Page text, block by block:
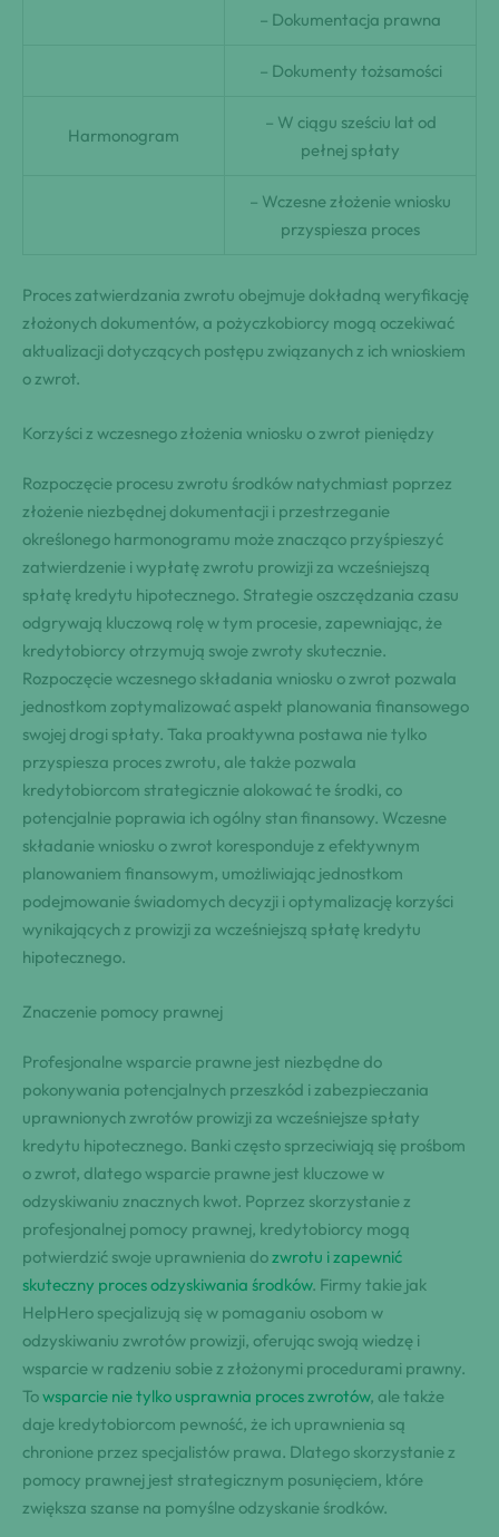
– Dokumentacja prawna
– Dokumenty tożsamości
Harmonogram
– W ciągu sześciu lat od
pełnej spłaty
– Wczesne złożenie wniosku
przyspiesza proces
Proces zatwierdzania zwrotu obejmuje dokładną weryfikację
złożonych dokumentów, a pożyczkobiorcy mogą oczekiwać
aktualizacji dotyczących postępu związanych z ich wnioskiem
o zwrot.
Korzyści z wczesnego złożenia wniosku o zwrot pieniędzy
Rozpoczęcie procesu zwrotu środków natychmiast poprzez
złożenie niezbędnej dokumentacji i przestrzeganie
określonego harmonogramu może znacząco przyśpieszyć
zatwierdzenie i wypłatę zwrotu prowizji za wcześniejszą
spłatę kredytu hipotecznego. Strategie oszczędzania czasu
odgrywają kluczową rolę w tym procesie, zapewniając, że
kredytobiorcy otrzymują swoje zwroty skutecznie.
Rozpoczęcie wczesnego składania wniosku o zwrot pozwala
jednostkom zoptymalizować aspekt planowania finansowego
swojej drogi spłaty. Taka proaktywna postawa nie tylko
przyspiesza proces zwrotu, ale także pozwala
kredytobiorcom strategicznie alokować te środki, co
potencjalnie poprawia ich ogólny stan finansowy. Wczesne
składanie wniosku o zwrot koresponduje z efektywnym
planowaniem finansowym, umożliwiając jednostkom
podejmowanie świadomych decyzji i optymalizację korzyści
wynikających z prowizji za wcześniejszą spłatę kredytu
hipotecznego.
Znaczenie pomocy prawnej
Profesjonalne wsparcie prawne jest niezbędne do
pokonywania potencjalnych przeszkód i zabezpieczania
uprawnionych zwrotów prowizji za wcześniejsze spłaty
kredytu hipotecznego. Banki często sprzeciwiają się prośbom
o zwrot, dlatego wsparcie prawne jest kluczowe w
odzyskiwaniu znacznych kwot. Poprzez skorzystanie z
profesjonalnej pomocy prawnej, kredytobiorcy mogą
potwierdzić swoje uprawnienia dozwrotu i zapewnić
skuteczny proces odzyskiwania środków. Firmy takie jak
HelpHero specjalizują się w pomaganiu osobom w
odzyskiwaniu zwrotów prowizji, oferując swoją wiedzę i
wsparcie w radzeniu sobie z złożonymi procedurami prawny.
Towsparcie nie tylko usprawnia proces zwrotów, ale także
daje kredytobiorcom pewność, że ich uprawnienia są
chronione przez specjalistów prawa. Dlatego skorzystanie z
pomocy prawnej jest strategicznym posunięciem, które
zwiększa szanse na pomyślne odzyskanie środków.